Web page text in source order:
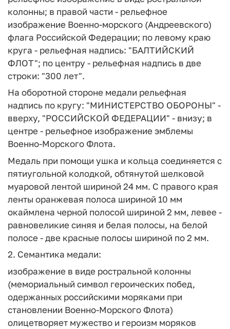
колонны; в правой части - рельефное
изображение Военно-морского (Андреевского)
флага Российской Федерации; по левому краю
круга - рельефная надпись: "БАЛТИЙСКИЙ
ФЛОТ"; по центру - рельефная надпись в две
строки: "300 лет".
На оборотной стороне медали рельефная
надпись по кругу: "МИНИСТЕРСТВО ОБОРОНЫ" -
вверху, "РОССИЙСКОЙ ФЕДЕРАЦИИ" - внизу; в
центре - рельефное изображение эмблемы
Военно-Морского Флота.
Медаль при помощи ушка и кольца соединяется с
пятиугольной колодкой, обтянутой шелковой
муаровой лентой шириной 24 мм. С правого края
ленты оранжевая полоса шириной 10 мм
окаймлена черной полосой шириной 2 мм, левее -
равновеликие синяя и белая полосы, на белой
полосе - две красные полосы шириной по 2 мм.
2. Семантика медали:
изображение в виде ростральной колонны
(мемориальный символ героических побед,
одержанных российскими моряками при
становлении Военно-Морского Флота)
олицетворяет мужество и героизм моряков